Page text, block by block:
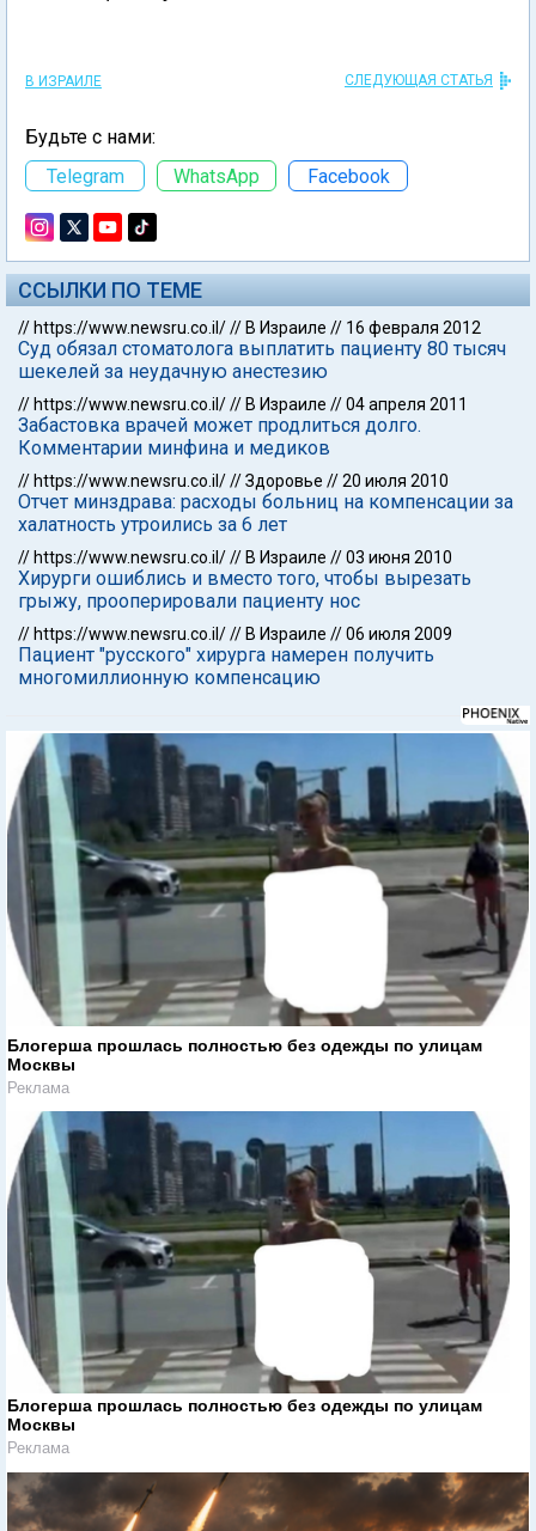
В ИЗРАИЛЕ СЛЕДУЮЩАЯ СТАТЬЯ
Будьте с нами:
Telegram
WhatsApp Facebook
ССЫЛКИ ПО ТЕМЕ
// https://www.newsru.co.il/// В Израиле // 16 февраля 2012
Суд обязал стоматолога выплатить пациенту 80 тысяч
шекелей за неудачную анестезию
// https://www.newsru.co.il/// В Израиле //04 апреля 2011
Забастовка врачей может продлиться долго.
Комментарии минфина и медиков
// https://www.newsru.co.il///Здоровье //20 июля 2010
Отчет минздрава: расходы больниц на компенсации за
халатность утроились за 6 лет
// https://www.newsru.co.il/// В Израиле //03 июня 2010
Хирурги ошиблись и вместо того, чтобы вырезать
грыжу, прооперировали пациенту нос
// https://www.newsru.co.il/// В Израиле //06 июля 2009
Пациент "русского" хирурга намерен получить
многомиллионную компенсацию
Блогерша прошлась полностью без одежды по улицам
Москвы
Реклама
Блогерша прошлась полностью без одежды по улицам
Москвы
Реклама